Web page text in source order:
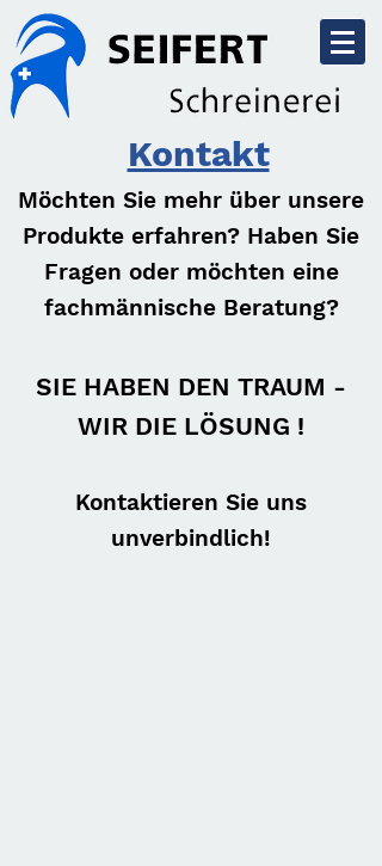
Kontakt
Möchten Sie mehr über unsere
Produkte erfahren? Haben Sie
Fragen oder möchten eine
fachmännische Beratung?
SIE HABEN DEN TRAUM -
WIR DIE LÖSUNG !
Kontaktieren Sie uns
unverbindlich!